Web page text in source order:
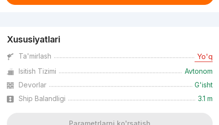
Xususiyatlari
Ta'mirlash Yo'q
Isitish Tizimi
Avtonom
Devorlar
G'isht
Ship Balandligi
3.1 m
Parametrlarni ko'rsatish